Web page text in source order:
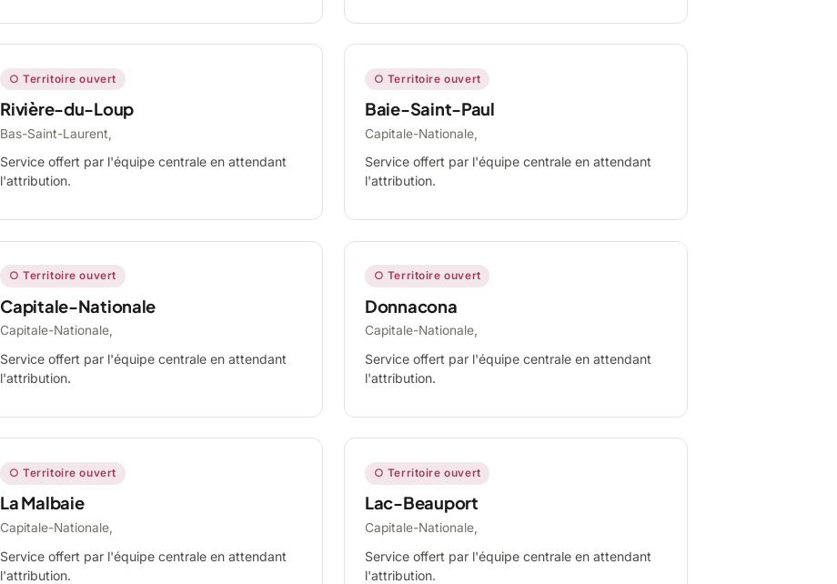
○ Territoire ouvert
Rivière-du-Loup
Bas-Saint-Laurent,
Service offert par l'équipe centrale en attendant
l'attribution.
○ Territoire ouvert
Baie-Saint-Paul
Capitale-Nationale,
Service offert par l'équipe centrale en attendant
l'attribution.
○ Territoire ouvert
Capitale-Nationale
Capitale-Nationale,
Service offert par l'équipe centrale en attendant
l'attribution.
○ Territoire ouvert
Donnacona
Capitale-Nationale,
Service offert par l'équipe centrale en attendant
l'attribution.
○ Territoire ouvert
La Malbaie
Capitale-Nationale,
Service offert par l'équipe centrale en attendant
l'attribution.
○ Territoire ouvert
Lac-Beauport
Capitale-Nationale,
Service offert par l'équipe centrale en attendant
l'attribution.